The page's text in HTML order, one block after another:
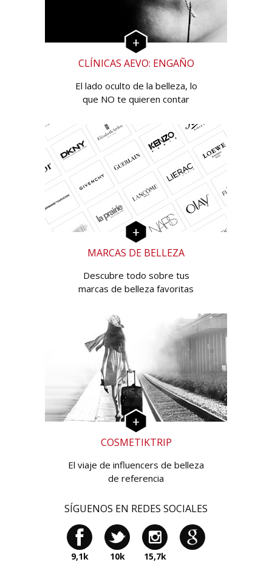
CLÍNICAS AEVO: ENGAÑO
El lado oculto de la belleza, lo
que NO te quieren contar
MARCAS DE BELLEZA
Descubre todo sobre tus
marcas de belleza favoritas
COSMETIKTRIP
El viaje de influencers de belleza
de referencia
SÍGUENOS EN REDES SOCIALES
9,1k 10k 15,7k